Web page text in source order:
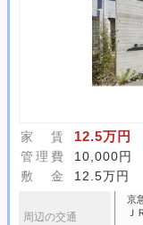
家 賃 12.5万円
管理費
10,000円
敷 金
12.5万円
周辺の交通
京